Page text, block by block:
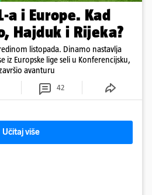
a i Europe. Kad
Hajduk i Rijeka?
listopada. Dinamo nastavlja
iz Europske lige seli u Konferencijsku,
avanturu
42
Učitaj više